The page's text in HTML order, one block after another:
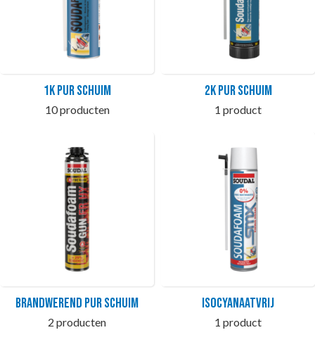
1K PUR Schuim
10 producten
2K PUR Schuim
1 product
Brandwerend PUR Schuim
2 producten
Isocyanaatvrij
1 product